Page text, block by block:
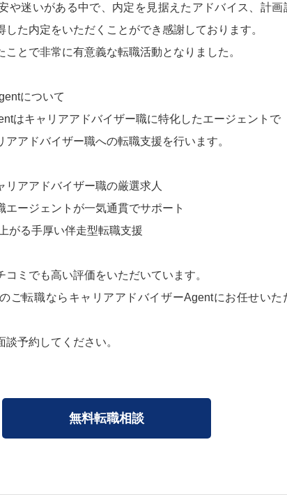
や迷いがある中で、内定を見据えたアドバイス、計画
た内定をいただくことができ感謝しております。
とで非常に有意義な転職活動となりました。
について
はキャリアアドバイザー職に特化したエージェントで
アドバイザー職への転職支援を行います。
アアドバイザー職の厳選求人
ージェントが一気通貫でサポート
がる手厚い伴走型転職支援
ミでも高い評価をいただいています。
ご転職ならキャリアアドバイザーAgentにお任せいた
予約してください。
無料転職相談